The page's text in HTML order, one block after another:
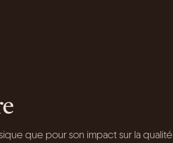
que pour son impact sur la qualité